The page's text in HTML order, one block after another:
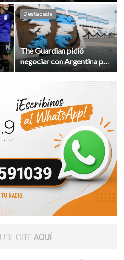
Destacada
The Guardian pidió
negociar con Argentina por
Malvinas: “No pueden ser
británicas para siempre”